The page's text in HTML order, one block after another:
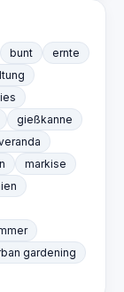
bunt
ernte
gießkanne
markise
gardening